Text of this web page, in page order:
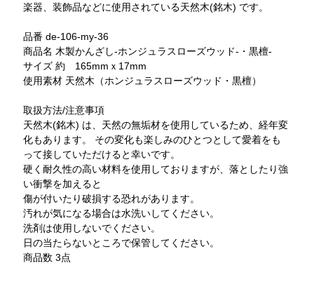
楽器、装飾品などに使用されている天然木(銘木) です。
品番 de-106-my-36
商品名 木製かんざし-ホンジュラスローズウッド-・黒檀-
サイズ 約 165mmｘ17mm
使用素材 天然木（ホンジュラスローズウッド・黒檀）
取扱方法/注意事項
天然木(銘木) は、天然の無垢材を使用しているため、経年変
化もあります。 その変化も楽しみのひとつとして愛着をも
って接していただけると幸いです。
硬く耐久性の高い材料を使用しておりますが、落としたり強
い衝撃を加えると
傷が付いたり破損する恐れがあります。
汚れが気になる場合は水洗いしてください。
洗剤は使用しないでください。
日の当たらないところで保管してください。
商品数 3点